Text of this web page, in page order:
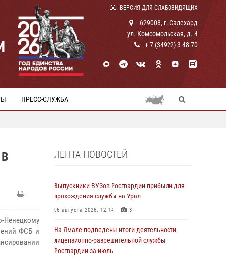
ВЕРСИЯ ДЛЯ СЛАБОВИДЯЩИХ
629008, г. Салехард
ул. Комсомольская, д. 4
+ 7 (34922) 3-48-70
ПРЕСС-СЛУЖБА
ФСБ и
ЛЕНТА НОВОСТЕЙ
Выпускники ВУЗов Росгвардии прибыли для
прохождения службы на Урал
06 августа 2026, 12:14 3
На Ямале подведены итоги деятельности
лицензионно-разрешительной службы
Росгвардии за июль